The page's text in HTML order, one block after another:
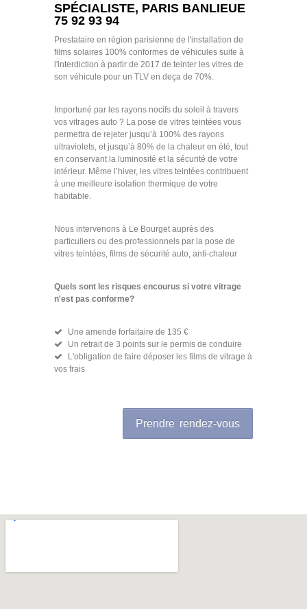
SPÉCIALISTE, PARIS BANLIEUE
75 92 93 94
Prestataire en région parisienne de l'installation de
films solaires 100% conformes de véhicules suite à
l'interdiction à partir de 2017 de teinter les vitres de
son véhicule pour un TLV en deça de 70%.
Importuné par les rayons nocifs du soleil à travers
vos vitrages auto ? La pose de vitres teintées vous
permettra de rejeter jusqu’à 100% des rayons
ultraviolets, et jusqu’à 80% de la chaleur en été, tout
en conservant la luminosité et la sécurité de votre
intérieur. Même l’hiver, les vitres teintées contribuent
à une meilleure isolation thermique de votre
habitable.
Nous intervenons à Le Bourget auprès des
particuliers ou des professionnels par la pose de
vitres teintées, films de sécurité auto, anti-chaleur
Quels sont les risques encourus si votre vitrage
n'est pas conforme?
Une amende forfaitaire de 135 €
Un retrait de 3 points sur le permis de conduire
L'obligation de faire déposer les films de vitrage à
vos frais
Prendre rendez-vous